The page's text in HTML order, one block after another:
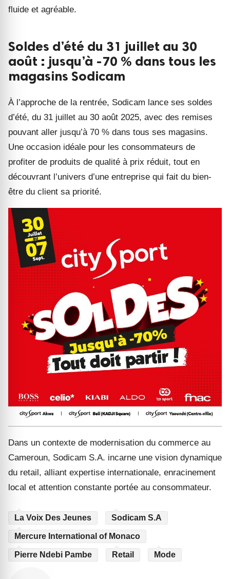
fluide et agréable.
Soldes d’été du 31 juillet au 30
août : jusqu’à -70 % dans tous les
magasins Sodicam
À l’approche de la rentrée, Sodicam lance ses soldes
d’été, du 31 juillet au 30 août 2025, avec des remises
pouvant aller jusqu’à 70 % dans tous ses magasins.
Une occasion idéale pour les consommateurs de
profiter de produits de qualité à prix réduit, tout en
découvrant l’univers d’une entreprise qui fait du bien-
être du client sa priorité.
Dans un contexte de modernisation du commerce au
Cameroun, Sodicam S.A. incarne une vision dynamique
du retail, alliant expertise internationale, enracinement
local et attention constante portée au consommateur.
La Voix Des Jeunes Sodicam S.A
Mercure International of Monaco
Pierre Ndebi Pambe Retail Mode